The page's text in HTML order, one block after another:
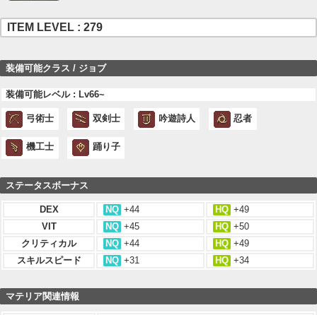
ITEM LEVEL : 279
装備可能クラス / ジョブ
装備可能レベル : Lv66~
弓術士 双剣士 吟遊詩人 忍者
機工士 踊り子
ステータスボーナス
DEX NQ +44 HQ +49
VIT
NQ +45 HQ +50
クリティカル
NQ +44 HQ +49
スキルスピード
NQ +31 HQ +34
マテリア関連情報